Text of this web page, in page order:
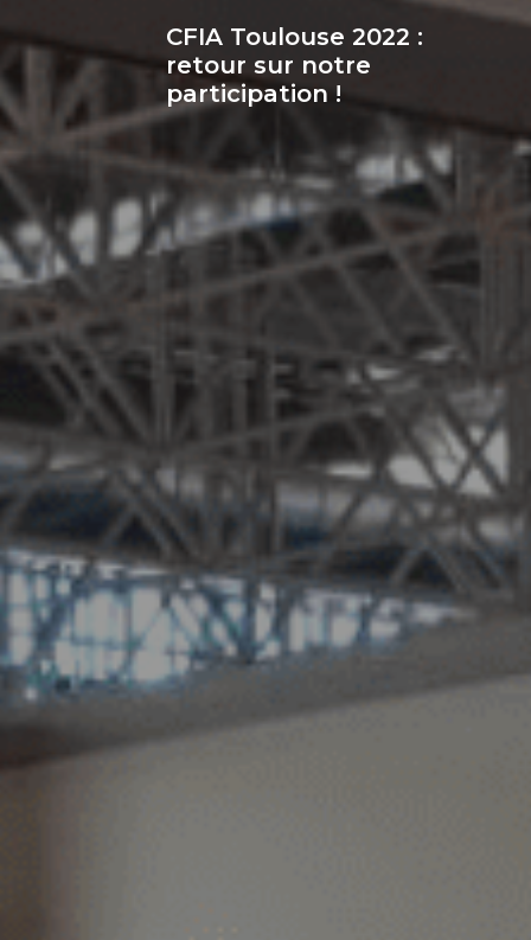
CFIA Toulouse 2022 :
retour sur notre
participation !